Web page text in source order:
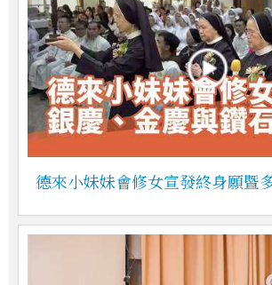
德來小妹妹會修女宣發終身願暨